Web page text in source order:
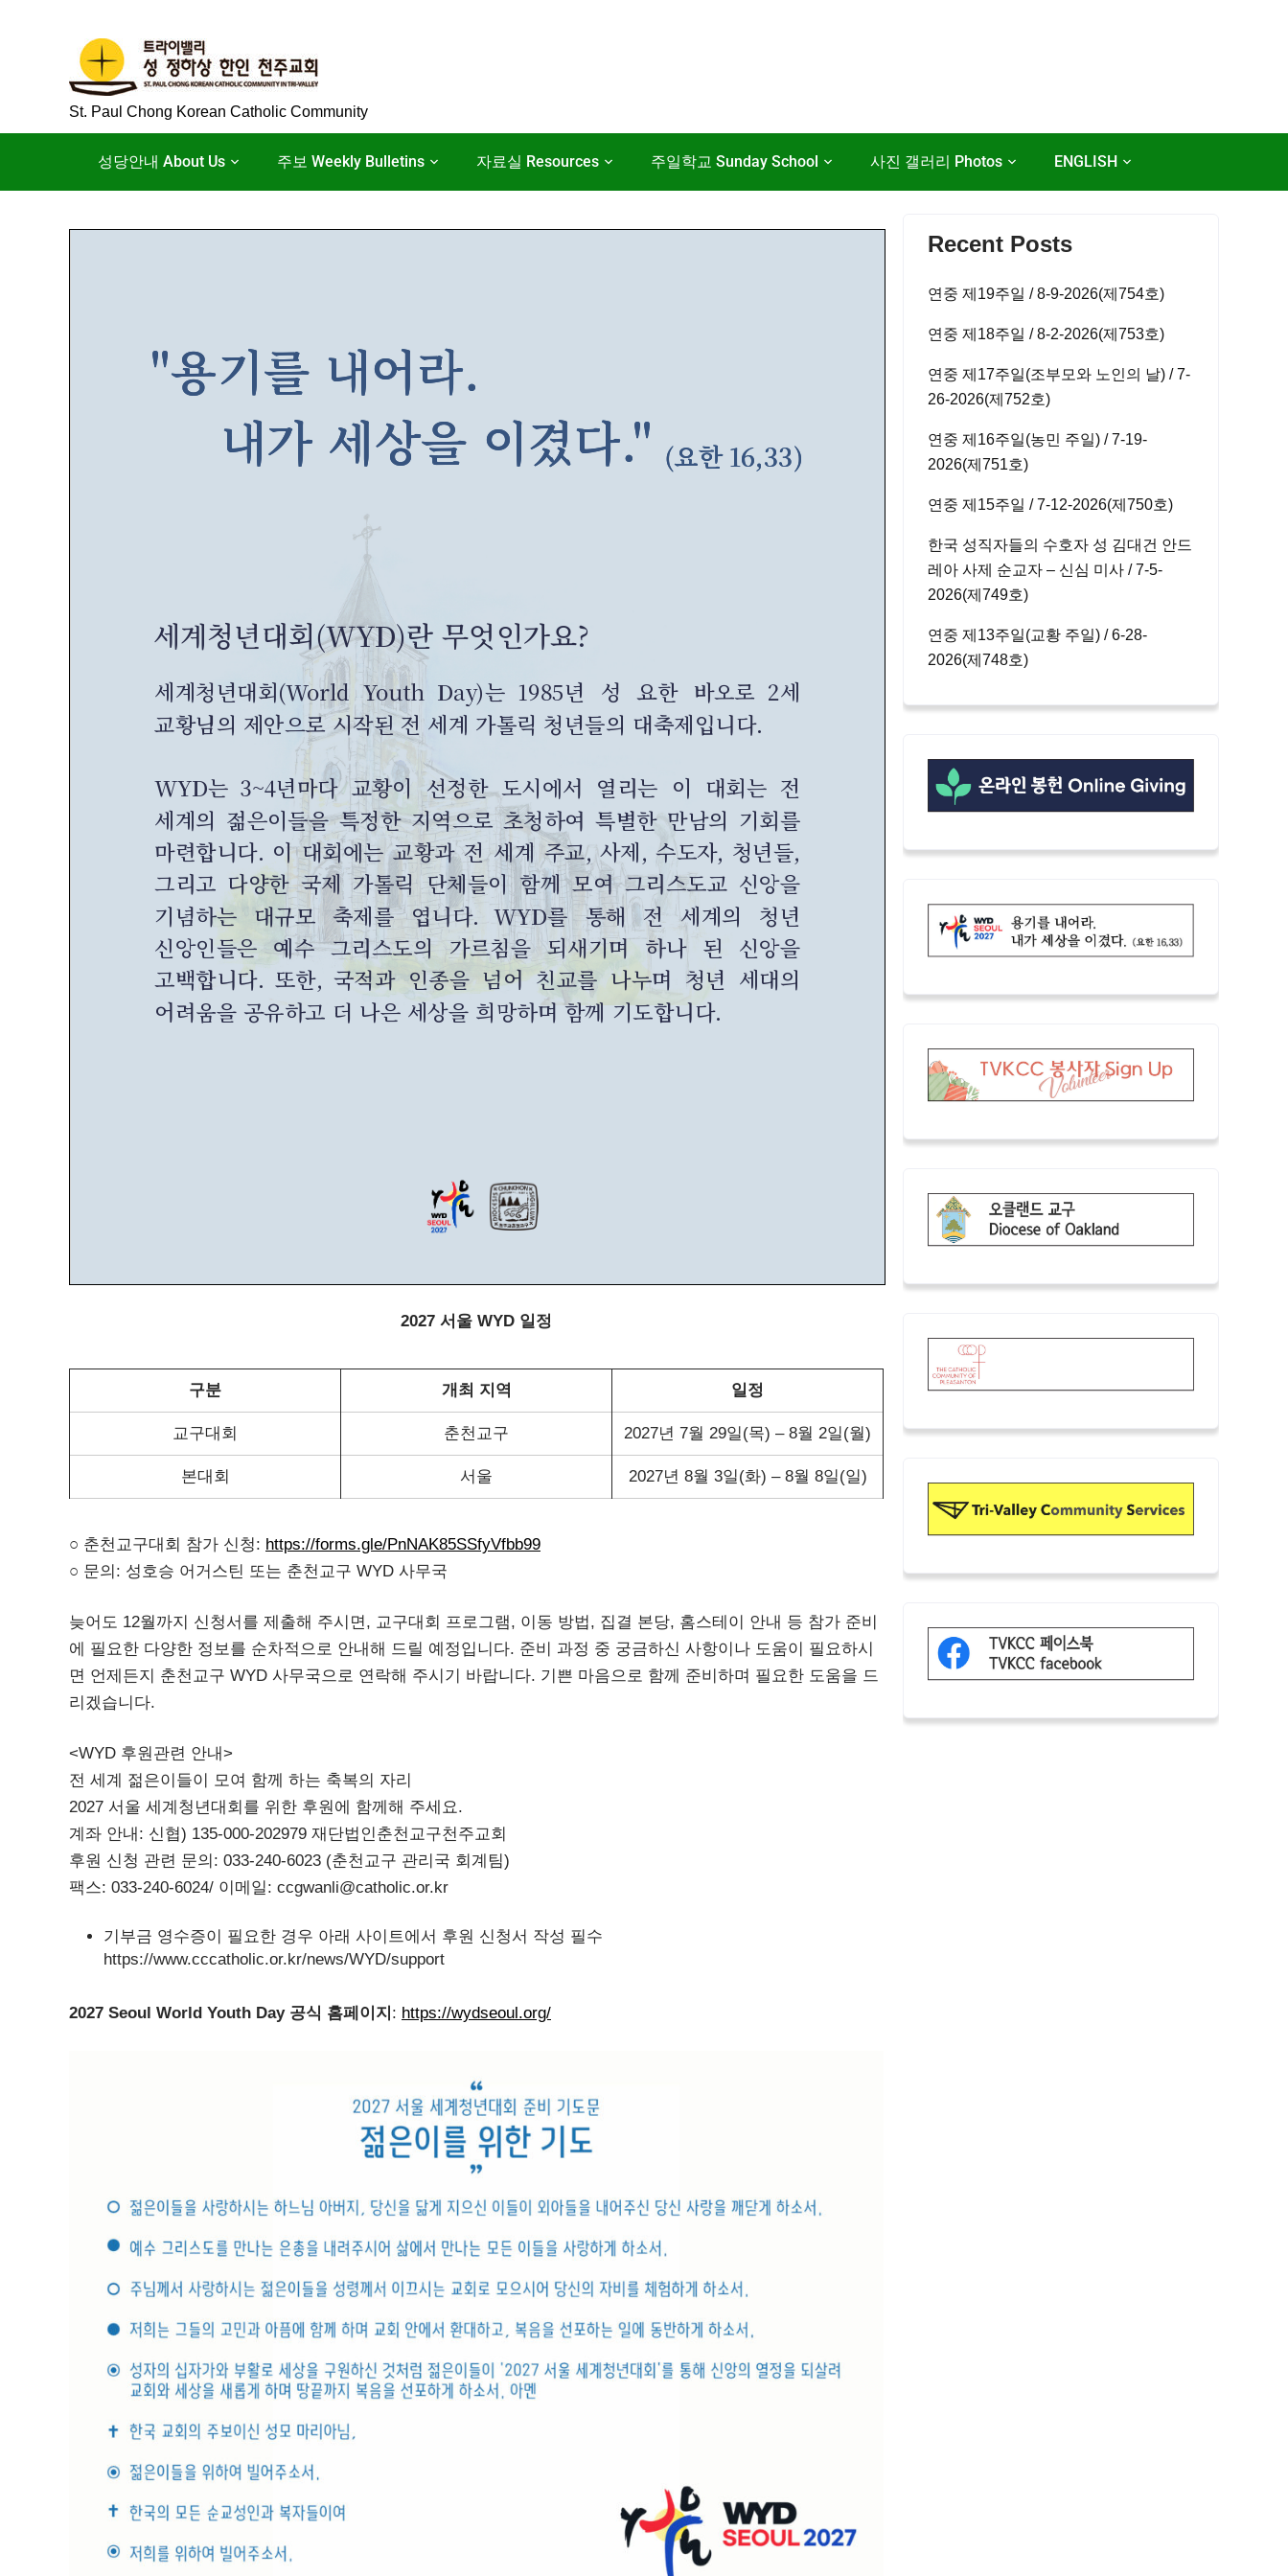
St. Paul Chong Korean Catholic Community
성당안내 About Us 주보 Weekly Bulletins 자료실 Resources 주일학교 Sunday School 사진 갤러리 Photos ENGLISH
2027 서울 WYD 일정
구분 개최 지역 일정
교구대회 춘천교구 2027년 7월 29일(목) – 8월 2일(월)
본대회 서울 2027년 8월 3일(화) – 8월 8일(일)
○ 춘천교구대회 참가 신청: https://forms.gle/PnNAK85SSfyVfbb99
○ 문의: 성호승 어거스틴 또는 춘천교구 WYD 사무국
늦어도 12월까지 신청서를 제출해 주시면, 교구대회 프로그램, 이동 방법, 집결 본당, 홈스테이 안내 등 참가 준비
에 필요한 다양한 정보를 순차적으로 안내해 드릴 예정입니다. 준비 과정 중 궁금하신 사항이나 도움이 필요하시
면 언제든지 춘천교구 WYD 사무국으로 연락해 주시기 바랍니다. 기쁜 마음으로 함께 준비하며 필요한 도움을 드
리겠습니다.
<WYD 후원관련 안내>
전 세계 젊은이들이 모여 함께 하는 축복의 자리
2027 서울 세계청년대회를 위한 후원에 함께해 주세요.
계좌 안내: 신협) 135-000-202979 재단법인춘천교구천주교회
후원 신청 관련 문의: 033-240-6023 (춘천교구 관리국 회계팀)
팩스: 033-240-6024/ 이메일: ccgwanli@catholic.or.kr
기부금 영수증이 필요한 경우 아래 사이트에서 후원 신청서 작성 필수
https://www.cccatholic.or.kr/news/WYD/support
2027 Seoul World Youth Day 공식 홈페이지 : https://wydseoul.org/
Recent Posts
연중 제19주일 / 8-9-2026(제754호)
연중 제18주일 / 8-2-2026(제753호)
연중 제17주일(조부모와 노인의 날) / 7-
26-2026(제752호)
연중 제16주일(농민 주일) / 7-19-
2026(제751호)
연중 제15주일 / 7-12-2026(제750호)
한국 성직자들의 수호자 성 김대건 안드
레아 사제 순교자 – 신심 미사 / 7-5-
2026(제749호)
연중 제13주일(교황 주일) / 6-28-
2026(제748호)